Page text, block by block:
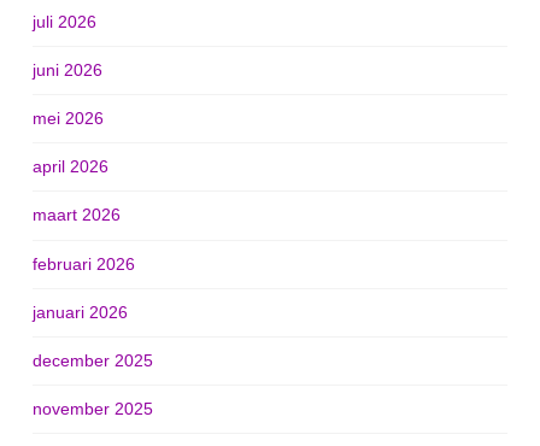
juli 2026
juni 2026
mei 2026
april 2026
maart 2026
februari 2026
januari 2026
december 2025
november 2025